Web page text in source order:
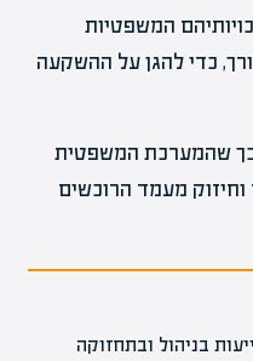
המשפטיות
כדי להגן על ההשקעה
שהמערכת המשפטית
וחיזוק מעמד הרוכשים
בניהול ובתחזוקה